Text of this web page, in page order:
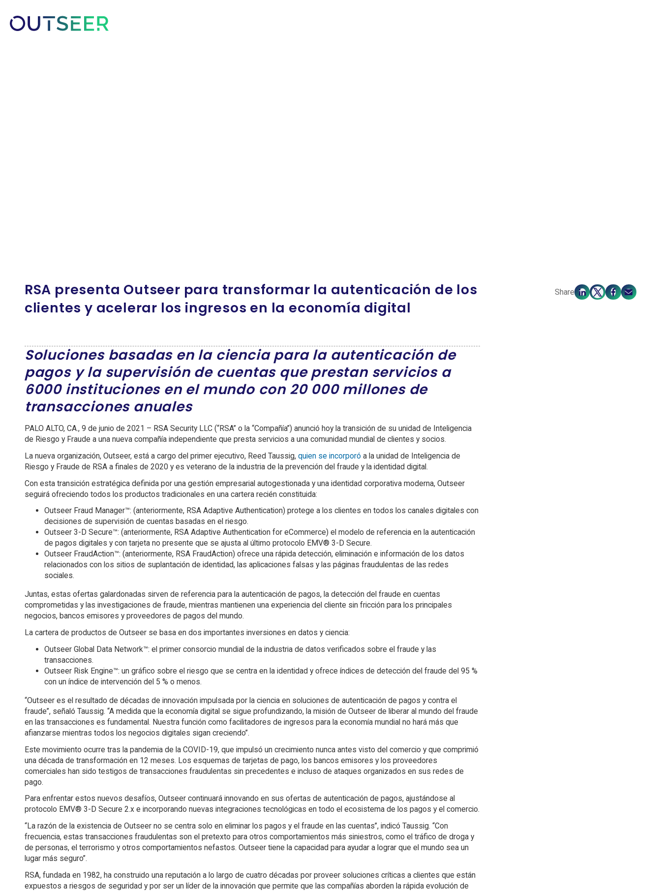
RSA presenta Outseer para transformar la autenticación de los
clientes y acelerar los ingresos en la economía digital
Soluciones basadas en la ciencia para la autenticación de
pagos y la supervisión de cuentas que prestan servicios a
6000 instituciones en el mundo con 20 000 millones de
transacciones anuales
PALO ALTO, CA., 9 de junio de 2021 – RSA Security LLC (“RSA” o la “Compañía”) anunció hoy la transición de su unidad de Inteligencia
de Riesgo y Fraude a una nueva compañía independiente que presta servicios a una comunidad mundial de clientes y socios.
La nueva organización, Outseer, está a cargo del primer ejecutivo, Reed Taussig, quien se incorporóa la unidad de Inteligencia de
Riesgo y Fraude de RSA a finales de 2020 y es veterano de la industria de la prevención del fraude y la identidad digital.
Con esta transición estratégica definida por una gestión empresarial autogestionada y una identidad corporativa moderna, Outseer
seguirá ofreciendo todos los productos tradicionales en una cartera recién constituida:
Outseer Fraud Manager™: (anteriormente, RSA Adaptive Authentication) protege a los clientes en todos los canales digitales con
decisiones de supervisión de cuentas basadas en el riesgo.
Outseer 3-D Secure™: (anteriormente, RSA Adaptive Authentication for eCommerce) el modelo de referencia en la autenticación
de pagos digitales y con tarjeta no presente que se ajusta al último protocolo EMV® 3-D Secure.
Outseer FraudAction™: (anteriormente, RSA FraudAction) ofrece una rápida detección, eliminación e información de los datos
relacionados con los sitios de suplantación de identidad, las aplicaciones falsas y las páginas fraudulentas de las redes
sociales.
Juntas, estas ofertas galardonadas sirven de referencia para la autenticación de pagos, la detección del fraude en cuentas
comprometidas y las investigaciones de fraude, mientras mantienen una experiencia del cliente sin fricción para los principales
negocios, bancos emisores y proveedores de pagos del mundo.
La cartera de productos de Outseer se basa en dos importantes inversiones en datos y ciencia:
Outseer Global Data Network™: el primer consorcio mundial de la industria de datos verificados sobre el fraude y las
transacciones.
Outseer Risk Engine™: un gráfico sobre el riesgo que se centra en la identidad y ofrece índices de detección del fraude del 95 %
con un índice de intervención del 5 % o menos.
“Outseer es el resultado de décadas de innovación impulsada por la ciencia en soluciones de autenticación de pagos y contra el
fraude”, señaló Taussig. “A medida que la economía digital se sigue profundizando, la misión de Outseer de liberar al mundo del fraude
en las transacciones es fundamental. Nuestra función como facilitadores de ingresos para la economía mundial no hará más que
afianzarse mientras todos los negocios digitales sigan creciendo”.
Este movimiento ocurre tras la pandemia de la COVID-19, que impulsó un crecimiento nunca antes visto del comercio y que comprimió
una década de transformación en 12 meses. Los esquemas de tarjetas de pago, los bancos emisores y los proveedores
comerciales han sido testigos de transacciones fraudulentas sin precedentes e incluso de ataques organizados en sus redes de
pago.
Para enfrentar estos nuevos desafíos, Outseer continuará innovando en sus ofertas de autenticación de pagos, ajustándose al
protocolo EMV® 3-D Secure 2.x e incorporando nuevas integraciones tecnológicas en todo el ecosistema de los pagos y el comercio.
“La razón de la existencia de Outseer no se centra solo en eliminar los pagos y el fraude en las cuentas”, indicó Taussig. “Con
frecuencia, estas transacciones fraudulentas son el pretexto para otros comportamientos más siniestros, como el tráfico de droga y
de personas, el terrorismo y otros comportamientos nefastos. Outseer tiene la capacidad para ayudar a lograr que el mundo sea un
lugar más seguro”.
RSA, fundada en 1982, ha construido una reputación a lo largo de cuatro décadas por proveer soluciones críticas a clientes que están
expuestos a riesgos de seguridad y por ser un líder de la innovación que permite que las compañías aborden la rápida evolución de
Share